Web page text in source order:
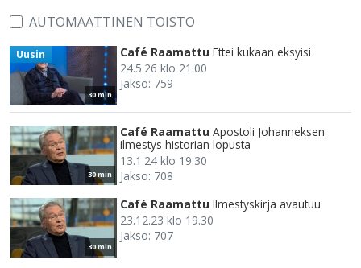
AUTOMAATTINEN TOISTO
30 min
Uusin Café Raamattu Ettei kukaan eksyisi
24.5.26 klo 21.00
Jakso: 759
30 min
Café Raamattu Apostoli Johanneksen
ilmestys historian lopusta
13.1.24 klo 19.30
Jakso: 708
30 min
Café Raamattu Ilmestyskirja avautuu
23.12.23 klo 19.30
Jakso: 707